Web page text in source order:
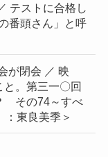
テストに合格し
番頭さん」と呼
が閉会 ／ 映
。第三一〇回
その74～すべ
：東良美季＞